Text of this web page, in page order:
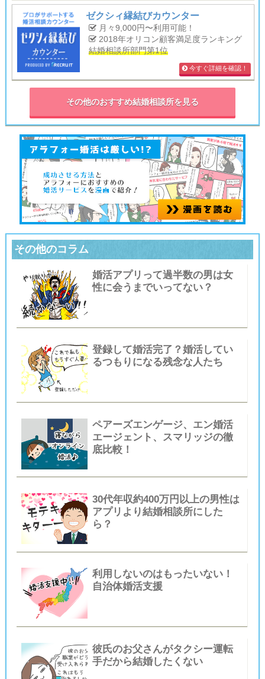
ゼクシィ縁結びカウンター
月々9,000円〜利用可能！
2018年オリコン顧客満足度ランキング
結婚相談所部門第1位
今すぐ詳細を確認！
その他のおすすめ結婚相談所を見る
その他のコラム
婚活アプリって過半数の男は女
性に会うまでいってない？
登録して婚活完了？婚活してい
るつもりになる残念な人たち
ペアーズエンゲージ、エン婚活
エージェント、スマリッジの徹
底比較！
30代年収約400万円以上の男性は
アプリより結婚相談所にした
ら？
利用しないのはもったいない！
自治体婚活支援
彼氏のお父さんがタクシー運転
手だから結婚したくない